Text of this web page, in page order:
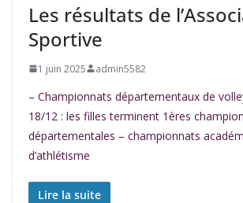
Les résultats de
Sportive
1 juin 2025 admin5582
– Championnats départementaux de
18/12 : les filles terminent 1ères
départementales – championnats
d’athlétisme
Lire la suite